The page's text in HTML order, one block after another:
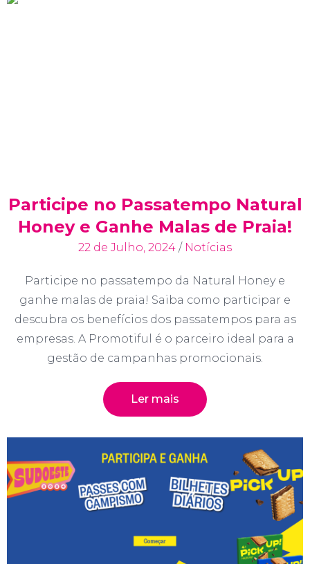
Participe no Passatempo Natural
Honey e Ganhe Malas de Praia!
22 de Julho, 2024 / Notícias
Participe no passatempo da Natural Honey e
ganhe malas de praia! Saiba como participar e
descubra os benefícios dos passatempos para as
empresas. A Promotiful é o parceiro ideal para a
gestão de campanhas promocionais.
Ler mais